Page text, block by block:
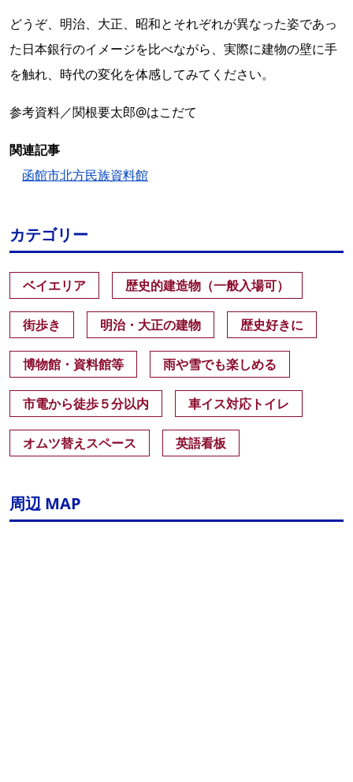
どうぞ、明治、大正、昭和とそれぞれが異なった姿であっ
た日本銀行のイメージを比べながら、実際に建物の壁に手
を触れ、時代の変化を体感してみてください。
参考資料／関根要太郎@はこだて
関連記事
函館市北方民族資料館
カテゴリー
ベイエリア 歴史的建造物（一般入場可）
街歩き 明治・大正の建物 歴史好きに
博物館・資料館等 雨や雪でも楽しめる
市電から徒歩５分以内 車イス対応トイレ
オムツ替えスペース 英語看板
周辺 MAP